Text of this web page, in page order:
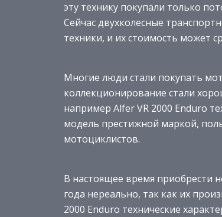
эту технику покупали только
Сейчас двухколесные
техники, и их стоимость может
Многие люди стали покупать
коллекционирование стали
например Alfer VR 2000 Enduro
модель престижной маркой,
мотоциклистов.
В настоящее время приобрести
года нереально, так как их
2000 Enduro технические